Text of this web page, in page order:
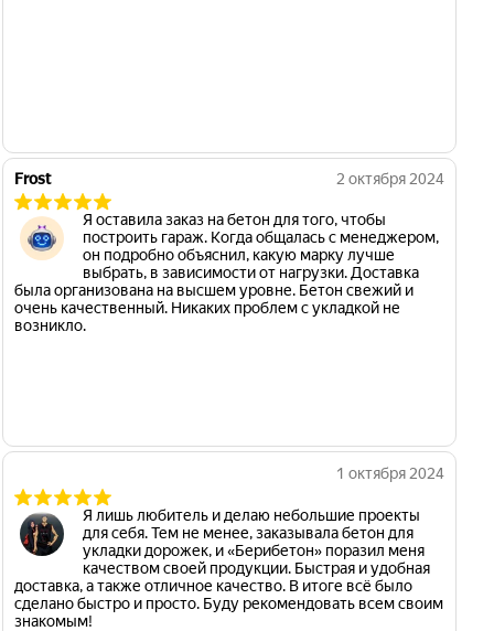
Frost 2 октября 2024
Я оставила заказ на бетон для того, чтобы
построить гараж. Когда общалась с менеджером,
он подробно объяснил, какую марку лучше
выбрать, в зависимости от нагрузки. Доставка
была организована на высшем уровне. Бетон свежий и
очень качественный. Никаких проблем с укладкой не
возникло.
1 октября 2024
Я лишь любитель и делаю небольшие проекты
для себя. Тем не менее, заказывала бетон для
укладки дорожек, и «Берибетон» поразил меня
качеством своей продукции. Быстрая и удобная
доставка, а также отличное качество. В итоге всё было
сделано быстро и просто. Буду рекомендовать всем своим
знакомым!